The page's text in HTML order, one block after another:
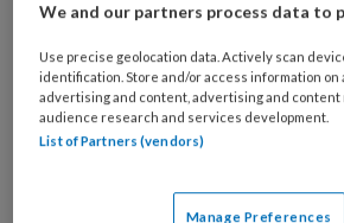
Bij
welke
organisatie
werk
je?
Untitled
Ontvang 2x per week de
KinderopvangTotaal
Ontvang iedere zondag het
We and our partners process data to
Use precise geolocation data. Actively scan
identification. Store and/or access information on
advertising and content, advertising and content
audience research and services development.
List of Partners (vendors)
Manage Preferences